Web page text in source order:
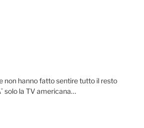
non hanno fatto sentire tutto il resto
solo la TV americana…